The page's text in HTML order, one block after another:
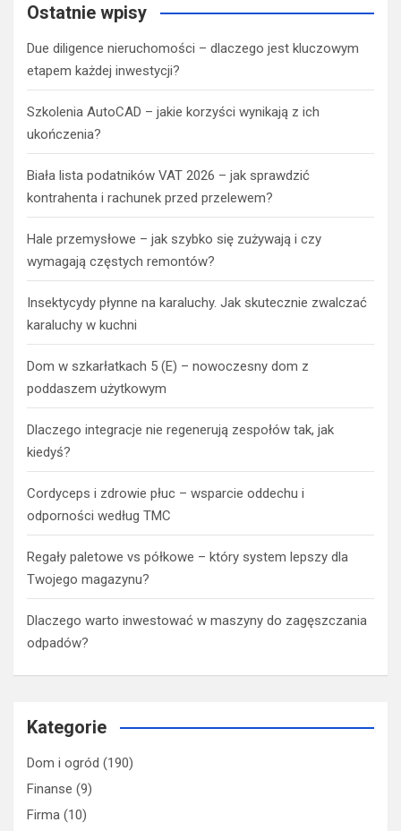
Ostatnie wpisy
Due diligence nieruchomości – dlaczego jest kluczowym
etapem każdej inwestycji?
Szkolenia AutoCAD – jakie korzyści wynikają z ich
ukończenia?
Biała lista podatników VAT 2026 – jak sprawdzić
kontrahenta i rachunek przed przelewem?
Hale przemysłowe – jak szybko się zużywają i czy
wymagają częstych remontów?
Insektycydy płynne na karaluchy. Jak skutecznie zwalczać
karaluchy w kuchni
Dom w szkarłatkach 5 (E) – nowoczesny dom z
poddaszem użytkowym
Dlaczego integracje nie regenerują zespołów tak, jak
kiedyś?
Cordyceps i zdrowie płuc – wsparcie oddechu i
odporności według TMC
Regały paletowe vs półkowe – który system lepszy dla
Twojego magazynu?
Dlaczego warto inwestować w maszyny do zagęszczania
odpadów?
Kategorie
Dom i ogród (190)
Finanse (9)
Firma (10)